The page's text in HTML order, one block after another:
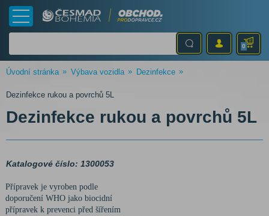
0
Úvodní stránka Výbava vozidla Dezinfekce
Dezinfekce rukou a povrchů 5L
Dezinfekce rukou a povrchů 5L
Katalogové číslo: 1300053
Přípravek je vyroben podle
doporučení WHO jako biocidní
přípravek k prevenci před šířením